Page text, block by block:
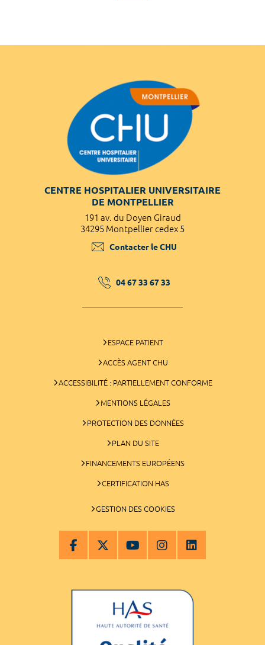
CENTRE HOSPITALIER UNIVERSITAIRE
DE MONTPELLIER
191 av. du Doyen Giraud
34295 Montpellier cedex 5
Contacter le CHU
04 67 33 67 33
ESPACE PATIENT
ACCÈS AGENT CHU
ACCESSIBILITÉ : PARTIELLEMENT CONFORME
MENTIONS LÉGALES
PROTECTION DES DONNÉES
PLAN DU SITE
FINANCEMENTS EUROPÉENS
CERTIFICATION HAS
GESTION DES COOKIES